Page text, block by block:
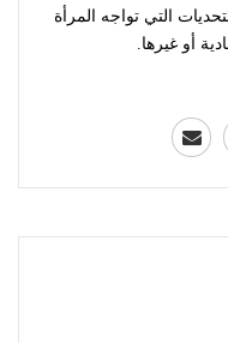
التي تواجه المرأة
أو غيرها.